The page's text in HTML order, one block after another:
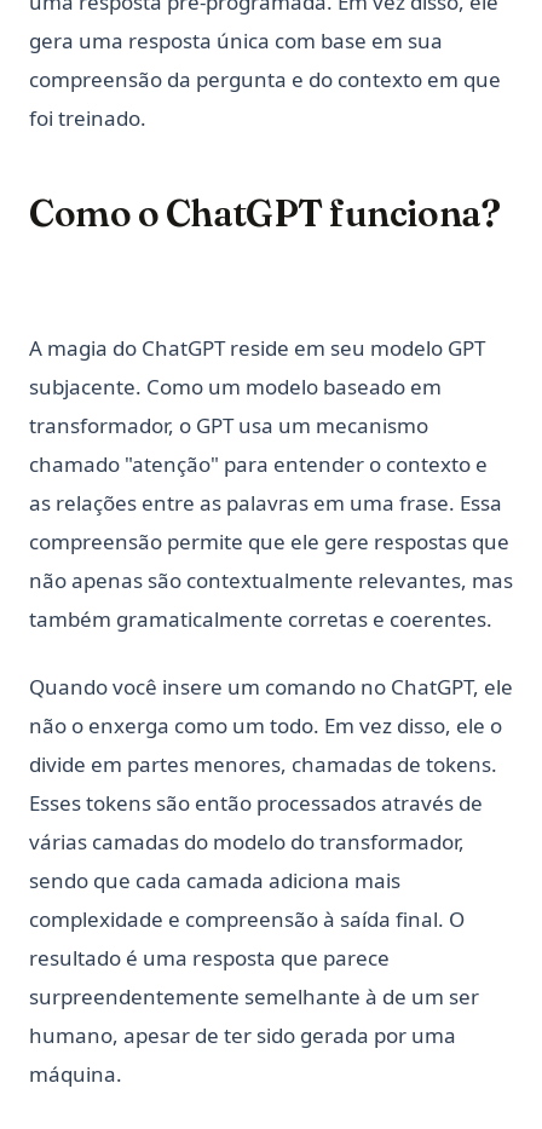
gera uma resposta única com base em sua
compreensão da pergunta e do contexto em que
foi treinado.
Como o ChatGPT funciona?
A magia do ChatGPT reside em seu modelo GPT
subjacente. Como um modelo baseado em
transformador, o GPT usa um mecanismo
chamado "atenção" para entender o contexto e
as relações entre as palavras em uma frase. Essa
compreensão permite que ele gere respostas que
não apenas são contextualmente relevantes, mas
também gramaticalmente corretas e coerentes.
Quando você insere um comando no ChatGPT, ele
não o enxerga como um todo. Em vez disso, ele o
divide em partes menores, chamadas de tokens.
Esses tokens são então processados através de
várias camadas do modelo do transformador,
sendo que cada camada adiciona mais
complexidade e compreensão à saída final. O
resultado é uma resposta que parece
surpreendentemente semelhante à de um ser
humano, apesar de ter sido gerada por uma
máquina.